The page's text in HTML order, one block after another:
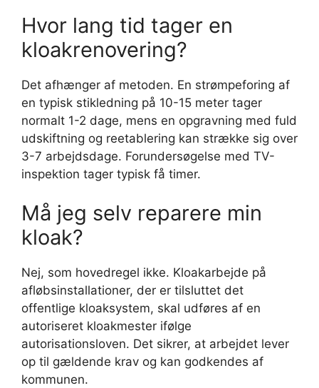
Hvor lang tid tager en
kloakrenovering?
Det afhænger af metoden. En strømpeforing af
en typisk stikledning på 10-15 meter tager
normalt 1-2 dage, mens en opgravning med fuld
udskiftning og reetablering kan strække sig over
3-7 arbejdsdage. Forundersøgelse med TV-
inspektion tager typisk få timer.
Må jeg selv reparere min
kloak?
Nej, som hovedregel ikke. Kloakarbejde på
afløbsinstallationer, der er tilsluttet det
offentlige kloaksystem, skal udføres af en
autoriseret kloakmester ifølge
autorisationsloven. Det sikrer, at arbejdet lever
op til gældende krav og kan godkendes af
kommunen.